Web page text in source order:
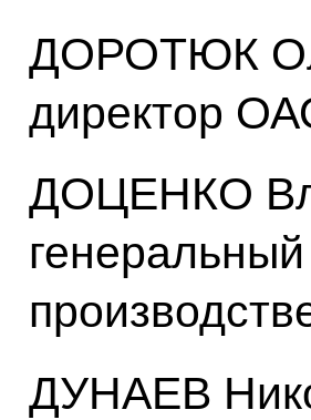
ДОРОТЮК
директор
ДОЦЕНКО
ДУНАЕВ